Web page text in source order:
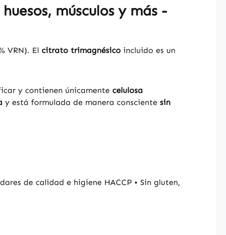
músculos y más -
VRN). El citrato trimagnésico incluido es un
y contienen únicamente celulosa
y está formulada de manera consciente sin
de calidad e higiene HACCP • Sin gluten,